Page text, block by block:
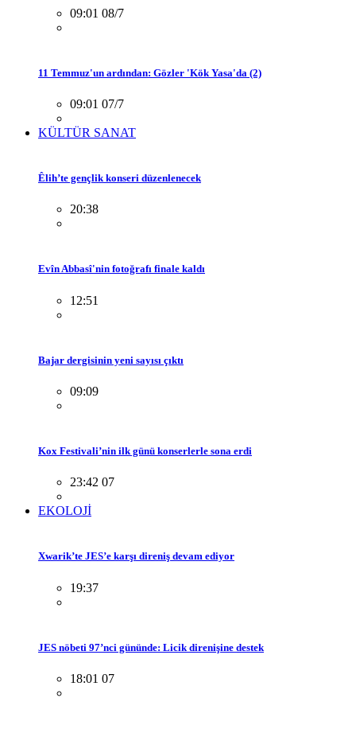
09:01 08/7
11 Temmuz'un ardından: Gözler 'Kök Yasa'da (2)
09:01 07/7
KÜLTÜR SANAT
Êlih’te gençlik konseri düzenlenecek
20:38
Evîn Abbasî'nin fotoğrafı finale kaldı
12:51
Bajar dergisinin yeni sayısı çıktı
09:09
Kox Festivali’nin ilk günü konserlerle sona erdi
23:42 07
EKOLOJİ
Xwarik’te JES’e karşı direniş devam ediyor
19:37
JES nöbeti 97’nci gününde: Licik direnişine destek
18:01 07